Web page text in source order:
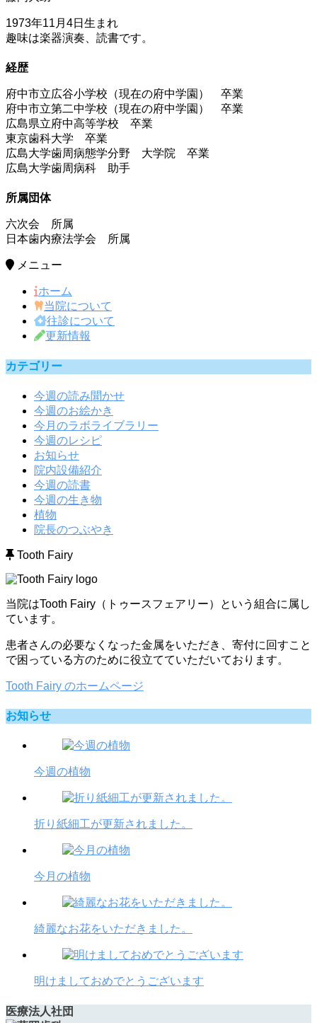
1973年11月4日生まれ
趣味は楽器演奏、読書です。
経歴
府中市立広谷小学校（現在の府中学園） 卒業
府中市立第二中学校（現在の府中学園） 卒業
広島県立府中高等学校 卒業
東京歯科大学 卒業
広島大学歯周病態学分野 大学院 卒業
広島大学歯周病科 助手
所属団体
六次会 所属
日本歯内療法学会 所属
メニュー
ホーム
当院について
往診について
更新情報
カテゴリー
今週の読み聞かせ
今週のお絵かき
今月のラボライブラリー
今週のレシピ
お知らせ
院内設備紹介
今週の読書
今週の生き物
植物
院長のつぶやき
Tooth Fairy
当院はTooth Fairy（トゥースフェアリー）という組合に属し
ています。
患者さんの必要なくなった金属をいただき、寄付に回すこと
で困っている方のために役立てていただいております。
Tooth Fairy のホームページ
お知らせ
今週の植物
折り紙細工が更新されました。
今月の植物
綺麗なお花をいただきました。
明けましておめでとうございます
医療法人社団